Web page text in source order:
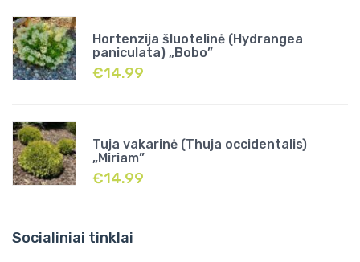
Hortenzija šluotelinė (Hydrangea
paniculata) „Bobo”
€14.99
Tuja vakarinė (Thuja occidentalis)
„Miriam”
€14.99
Socialiniai tinklai